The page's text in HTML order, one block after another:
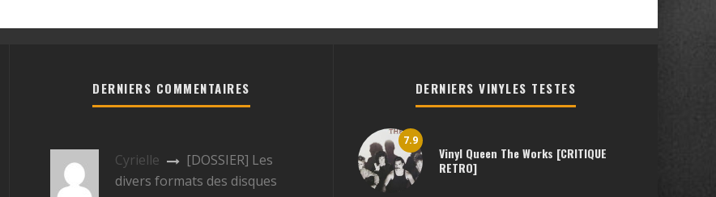
DERNIERS COMMENTAIRES
Cyrielle
[DOSSIER] Les
divers formats des disques
DERNIERS VINYLES TESTES
7.9
Vinyl Queen The Works [CRITIQUE
RETRO]